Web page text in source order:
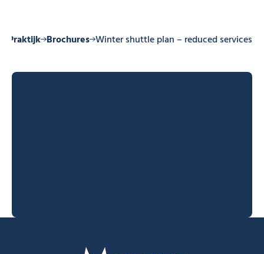
Praktijk Brochures Winter shuttle plan – reduced services